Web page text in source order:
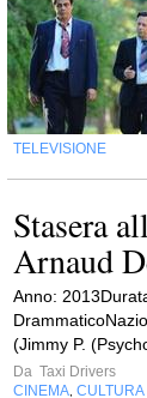
TELEVISIONE
Stasera
Arnaud
Anno:
(Jimmy P.
Da Taxi Drivers
CINEMA CULTURA